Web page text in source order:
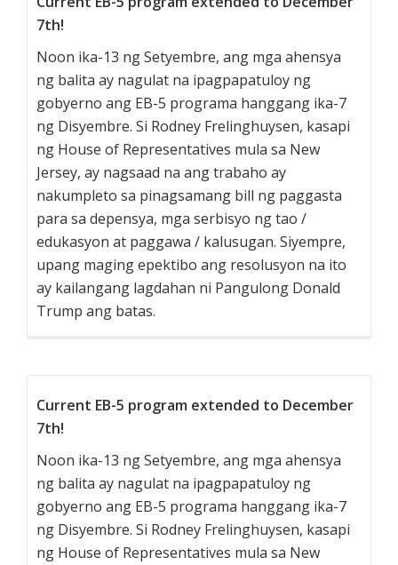
7th!
Noon ika-13 ng Setyembre, ang mga ahensya
ng balita ay nagulat na ipagpapatuloy ng
gobyerno ang EB-5 programa hanggang ika-7
ng Disyembre. Si Rodney Frelinghuysen, kasapi
ng House of Representatives mula sa New
Jersey, ay nagsaad na ang trabaho ay
nakumpleto sa pinagsamang bill ng paggasta
para sa depensya, mga serbisyo ng tao /
edukasyon at paggawa / kalusugan. Siyempre,
upang maging epektibo ang resolusyon na ito
ay kailangang lagdahan ni Pangulong Donald
Trump ang batas.
Current EB-5 program extended to December
7th!
Noon ika-13 ng Setyembre, ang mga ahensya
ng balita ay nagulat na ipagpapatuloy ng
gobyerno ang EB-5 programa hanggang ika-7
ng Disyembre. Si Rodney Frelinghuysen, kasapi
ng House of Representatives mula sa New